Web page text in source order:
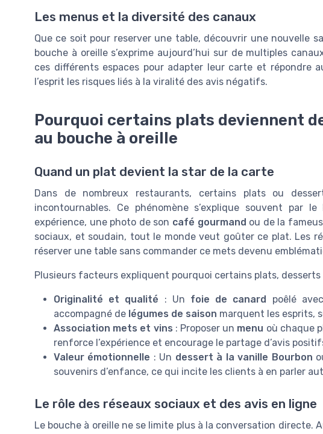
Les menus et la diversité des canaux
Que ce soit pour reserver une table, découvrir une nouvelle
bouche à oreille s’exprime aujourd’hui sur de multiples
ces différents espaces pour adapter leur carte et répondre
l’esprit les risques liés à la viralité des avis négatifs.
Pourquoi certains plats deviennent
au bouche à oreille
Quand un plat devient la star de la carte
Dans de nombreux restaurants, certains plats ou
incontournables. Ce phénomène s’explique souvent par
expérience, une photo de son café gourmand ou de la
sociaux, et soudain, tout le monde veut goûter ce plat. Les
réserver une table sans commander ce mets devenu
Plusieurs facteurs expliquent pourquoi certains plats,
Originalité et qualité : Un foie de canard poêlé
accompagné de légumes de saison marquent les esprits,
Association mets et vins : Proposer un menu où chaque
renforce l’expérience et encourage le partage d’avis
Valeur émotionnelle : Un dessert à la vanille Bourbon
souvenirs d’enfance, ce qui incite les clients à en parler
Le rôle des réseaux sociaux et des avis en ligne
Le bouche à oreille ne se limite plus à la conversation directe.